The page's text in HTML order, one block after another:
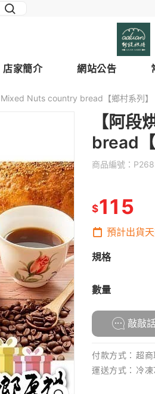
店家簡介 網站公告
Nuts country bread【鄉村系列】
【阿
bread【
商品編號：
$115
預計出貨
規格
數量
敲敲
付款方式： 超
運送方式： 冷